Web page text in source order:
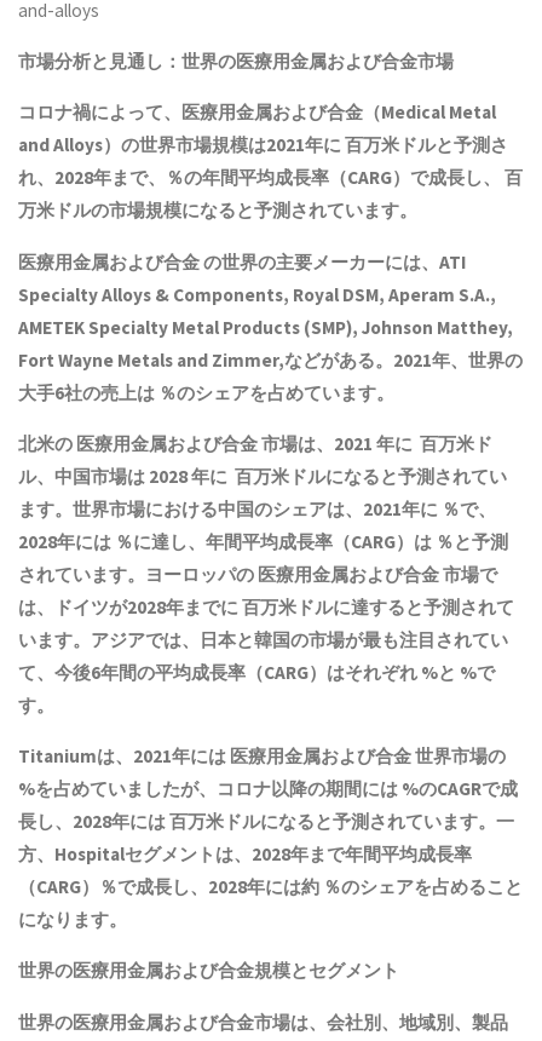
and-alloys
市場分析と見通し：世界の医療用金属および合金市場
コロナ禍によって、医療用金属および合金（Medical Metal
and Alloys）の世界市場規模は2021年に 百万米ドルと予測さ
れ、2028年まで、％の年間平均成長率（CARG）で成長し、 百
万米ドルの市場規模になると予測されています。
医療用金属および合金 の世界の主要メーカーには、ATI
Specialty Alloys & Components, Royal DSM, Aperam S.A.,
AMETEK Specialty Metal Products (SMP), Johnson Matthey,
Fort Wayne Metals and Zimmer,などがある。2021年、世界の
大手6社の売上は ％のシェアを占めています。
北米の 医療用金属および合金 市場は、2021 年に 百万米ド
ル、中国市場は 2028 年に 百万米ドルになると予測されてい
ます。世界市場における中国のシェアは、2021年に ％で、
2028年には ％に達し、年間平均成長率（CARG）は ％と予測
されています。ヨーロッパの 医療用金属および合金 市場で
は、ドイツが2028年までに 百万米ドルに達すると予測されて
います。アジアでは、日本と韓国の市場が最も注目されてい
て、今後6年間の平均成長率（CARG）はそれぞれ %と %で
す。
Titaniumは、2021年には 医療用金属および合金 世界市場の
%を占めていましたが、コロナ以降の期間には %のCAGRで成
長し、2028年には 百万米ドルになると予測されています。一
方、Hospitalセグメントは、2028年まで年間平均成長率
（CARG）％で成長し、2028年には約 ％のシェアを占めること
になります。
世界の医療用金属および合金規模とセグメント
世界の医療用金属および合金市場は、会社別、地域別、製品